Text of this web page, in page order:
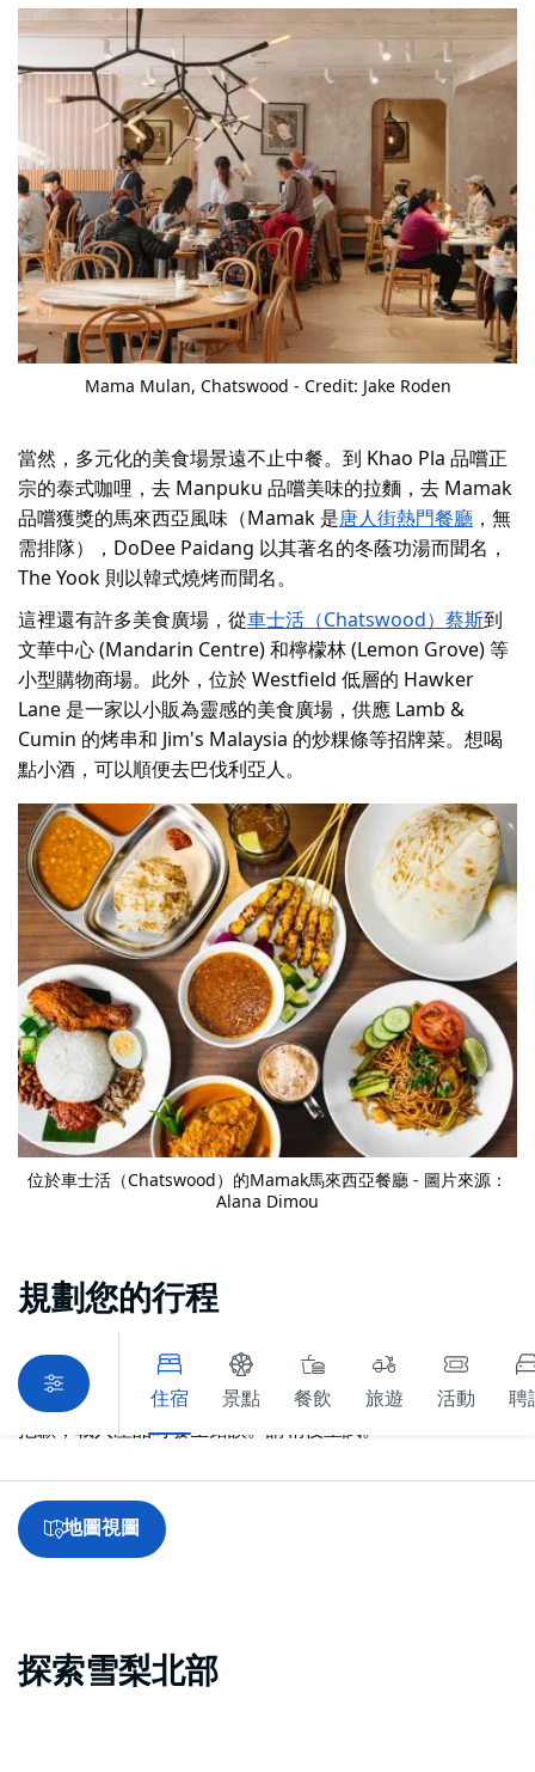
Mama Mulan, Chatswood - Credit: Jake Roden
當然，多元化的美食場景遠不止中餐。 到 Khao Pla 品嚐正
宗的泰式咖哩，去 Manpuku 品嚐美味的拉麵，去 Mamak
品嚐獲獎的馬來西亞風味（Mamak 是唐人街熱門餐廳 ，無
需排隊），DoDee Paidang 以其著名的冬蔭功湯而聞名，
The Yook 則以韓式燒烤而聞名。
這裡還有許多美食廣場，從車士活（Chatswood）蔡斯到
文華中心 (Mandarin Centre) 和檸檬林 (Lemon Grove) 等
小型購物商場。此外，位於 Westfield 低層的 Hawker
Lane 是一家以小販為靈感的美食廣場，供應 Lamb &
Cumin 的烤串和 Jim's Malaysia 的炒粿條等招牌菜。想喝
點小酒，可以順便去巴伐利亞人。
位於車士活（Chatswood）的Mamak馬來西亞餐廳 - 圖片來源：
Alana Dimou
規劃您的行程
住宿 景點 餐飲 旅遊 活動 聘
抱歉，載入產品時發生錯誤。請稍後重試。
地圖視圖
探索雪梨北部